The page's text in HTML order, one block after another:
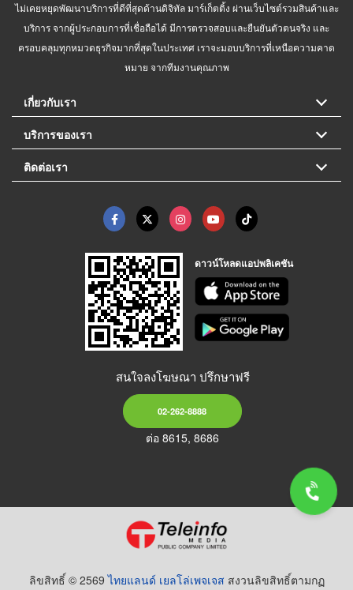
ไม่เคยหยุดพัฒนาบริการที่ดีที่สุดด้านดิจิทัล มาร์เก็ตติ้ง ผ่านเว็บไซต์รวมสินค้าและ
บริการ จากผู้ประกอบการที่เชื่อถือได้ มีการตรวจสอบและยืนยันตัวตนจริง และ
ครอบคลุมทุกหมวดธุรกิจมากที่สุดในประเทศ เราจะมอบบริการที่เหนือความคาด
หมาย จากทีมงานคุณภาพ
เกี่ยวกับเรา
บริการของเรา
ติดต่อเรา
ดาวน์โหลดแอปพลิเคชัน
สนใจลงโฆษณา ปรึกษาฟรี
02-262-8888
ต่อ 8615, 8686
ลิขสิทธิ์ © 2569ไทยแลนด์ เยลโล่เพจเจส สงวนลิขสิทธิ์ตามกฏ